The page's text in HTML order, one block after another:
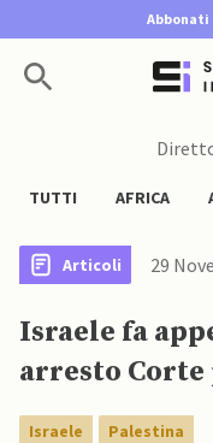
Abbonati
TUTTI AFRICA
Articoli 29
Israele fa
arresto
Israele Palestina